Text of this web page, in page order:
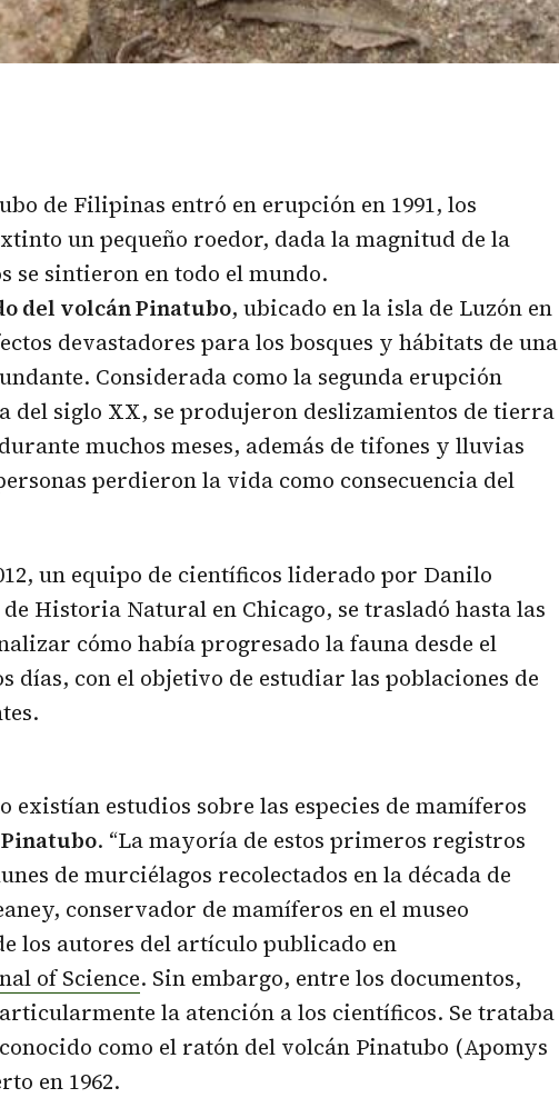
de Filipinas entró en erupción en 1991, los
un pequeño roedor, dada la magnitud de la
se sintieron en todo el mundo.
del volcán Pinatubo, ubicado en la isla de Luzón en
devastadores para los bosques y hábitats de una
Considerada como la segunda erupción
del siglo XX, se produjeron deslizamientos de tierra
muchos meses, además de tifones y lluvias
perdieron la vida como consecuencia del
un equipo de científicos liderado por Danilo
Historia Natural en Chicago, se trasladó hasta las
cómo había progresado la fauna desde el
días, con el objetivo de estudiar las poblaciones de
existían estudios sobre las especies de mamíferos
. “La mayoría de estos primeros registros
de murciélagos recolectados en la década de
conservador de mamíferos en el museo
los autores del artículo publicado en
of Science. Sin embargo, entre los documentos,
la atención a los científicos. Se trataba
como el ratón del volcán Pinatubo (Apomys
en 1962.